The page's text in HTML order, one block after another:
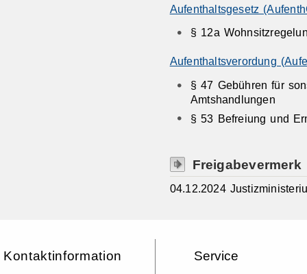
Aufenthaltsgesetz
§ 12a
Aufenthaltsverordung
§ 47 Gebühren für
Amtshandlungen
§ 53 Befreiung und
Freigabevermerk
04.12.2024
Kontaktinformation Service